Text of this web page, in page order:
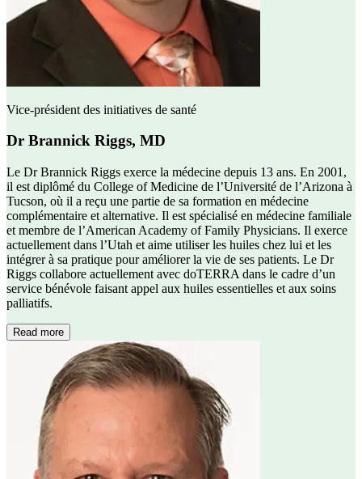
Vice-président des initiatives de santé
Dr Brannick Riggs, MD
Le Dr Brannick Riggs exerce la médecine depuis 13 ans. En 2001,
il est diplômé du College of Medicine de l’Université de l’Arizona à
Tucson, où il a reçu une partie de sa formation en médecine
complémentaire et alternative. Il est spécialisé en médecine familiale
et membre de l’American Academy of Family Physicians. Il exerce
actuellement dans l’Utah et aime utiliser les huiles chez lui et les
intégrer à sa pratique pour améliorer la vie de ses patients. Le Dr
Riggs collabore actuellement avec doTERRA dans le cadre d’un
service bénévole faisant appel aux huiles essentielles et aux soins
palliatifs.
Read more